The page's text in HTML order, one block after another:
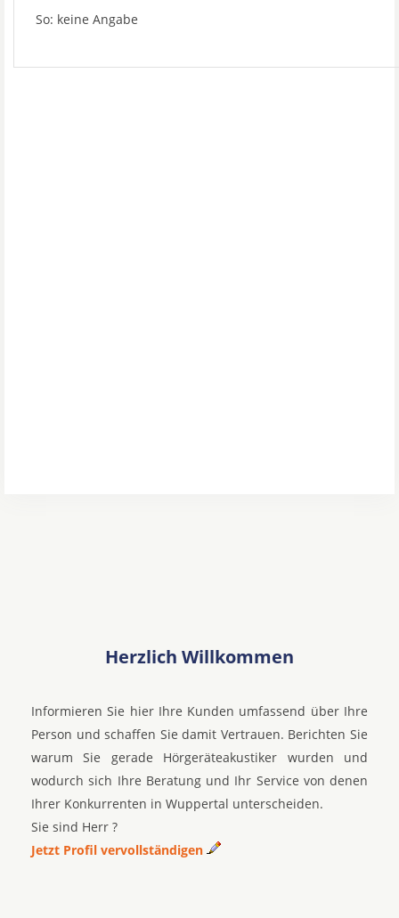
So: keine Angabe
Herzlich Willkommen
Informieren Sie hier Ihre Kunden umfassend über Ihre
Person und schaffen Sie damit Vertrauen. Berichten Sie
warum Sie gerade Hörgeräteakustiker wurden und
wodurch sich Ihre Beratung und Ihr Service von denen
Ihrer Konkurrenten in Wuppertal unterscheiden.
Sie sind Herr ?
Jetzt Profil vervollständigen